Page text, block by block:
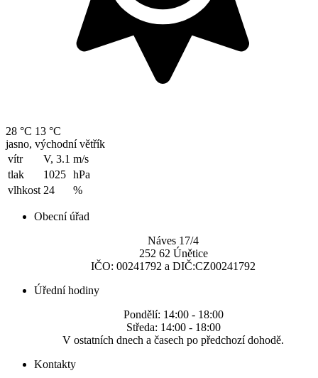
28 °C 13 °C
jasno, východní větřík
vítr
V, 3.1 m/s
tlak
1025 hPa
vlhkost 24 %
Obecní úřad
Náves 17/4
252 62 Únětice
IČO: 00241792 a DIČ:CZ00241792
Úřední hodiny
Pondělí: 14:00 - 18:00
Středa: 14:00 - 18:00
V ostatních dnech a časech po předchozí dohodě.
Kontakty